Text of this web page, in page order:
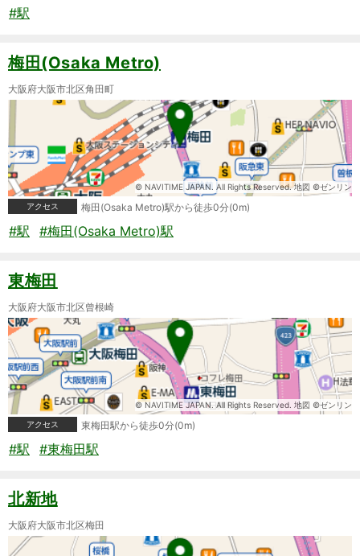
#駅
梅田(Osaka Metro)
大阪府大阪市北区角田町
© NAVITIME JAPAN. All Rights Reserved. 地図 ©ゼンリン
アクセス
梅田(Osaka Metro)駅から徒歩0分(0m)
#駅 #梅田(Osaka Metro)駅
東梅田
大阪府大阪市北区曾根崎
© NAVITIME JAPAN. All Rights Reserved. 地図 ©ゼンリン
アクセス
東梅田駅から徒歩0分(0m)
#駅 #東梅田駅
北新地
大阪府大阪市北区梅田